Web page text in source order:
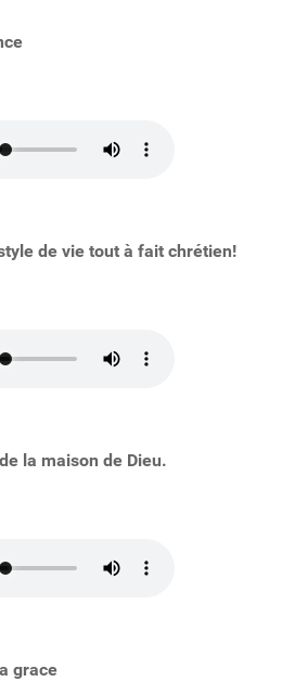
de vie tout à fait chrétien!
la maison de Dieu.
grace